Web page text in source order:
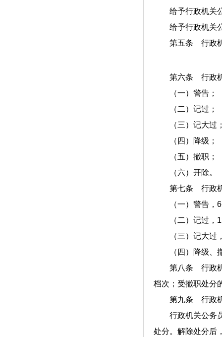
给予行政机关公
给予行政机关公
第五条 行政机关
第六条 行政机
（一）警告；
（二）记过；
（三）记大过
（四）降级；
（五）撤职；
（六）开除。
第七条 行政机
（一）警告， 6
（二）记过，
（三）记大过
（四）降级、
第八条 行政机关
档次；受撤职处分
第九条 行政机关
行政机关公务员
处分。解除处分后